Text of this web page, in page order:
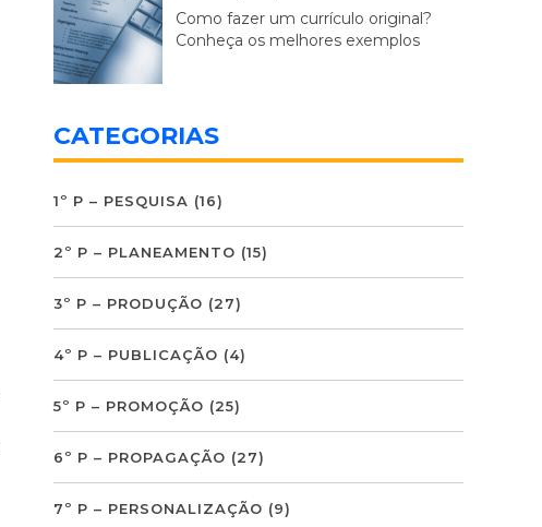
Como fazer um currículo original?
Conheça os melhores exemplos
CATEGORIAS
1º P – PESQUISA (16)
2º P – PLANEAMENTO (15)
3º P – PRODUÇÃO (27)
4º P – PUBLICAÇÃO (4)
5º P – PROMOÇÃO (25)
6º P – PROPAGAÇÃO (27)
7º P – PERSONALIZAÇÃO (9)